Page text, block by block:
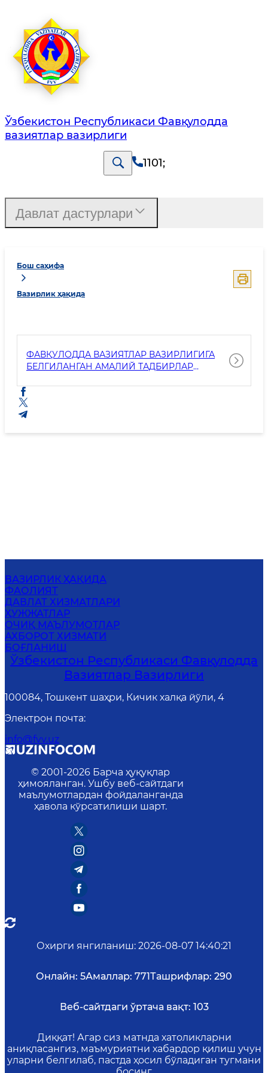
Ўзбекистон Республикаси Фавқулодда
вазиятлар вазирлиги
1101;
Бош саҳифа
Вазирлик ҳақида
ФАВҚУЛОДДА ВАЗИЯТЛАР ВАЗИРЛИГИГА
БЕЛГИЛАНГАН АМАЛИЙ ТАДБИРЛАР
Давлат дастурлари
ВАЗИРЛИК ҲАҚИДА
ФАОЛИЯТ
ДАВЛАТ ХИЗМАТЛАРИ
ҲУЖЖАТЛАР
ОЧИҚ МАЪЛУМОТЛАР
АХБОРОТ ХИЗМАТИ
БОҒЛАНИШ
Ўзбекистон Республикаси Фавқулодда
Вазиятлар Вазирлиги
100084, Тошкент шаҳри, Кичик халқа йўли, 4
Электрон почта:
info@fvv.uz
© 2001-2026 Барча ҳуқуқлар
ҳимояланган. Ушбу веб-сайтдаги
маълумотлардан фойдаланганда
ҳавола кўрсатилиши шарт.
Охирги янгиланиш: 2026-08-07 14:40:21
Онлайн: 5Амаллар: 771Ташрифлар: 290
Веб-сайтдаги ўртача вақт: 103
Диққат! Агар сиз матнда хатоликларни
аниқласангиз, маъмуриятни хабардор қилиш учун
уларни белгилаб, пастда ҳосил бўладиган тугмани